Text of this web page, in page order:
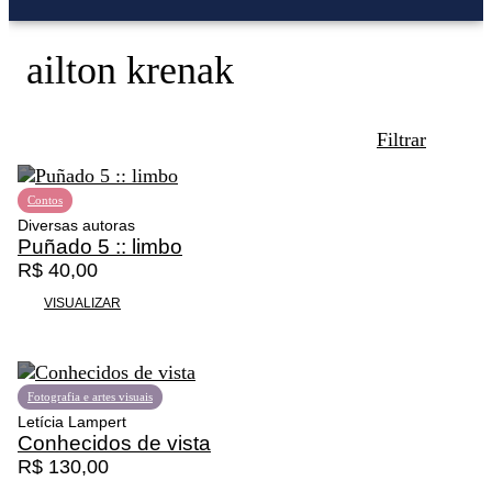
ailton krenak
Filtrar
Promoção
Contos
Diversas autoras
Puñado 5 :: limbo
R$ 40,00
VISUALIZAR
Fotografia e artes visuais
Letícia Lampert
Conhecidos de vista
R$ 130,00